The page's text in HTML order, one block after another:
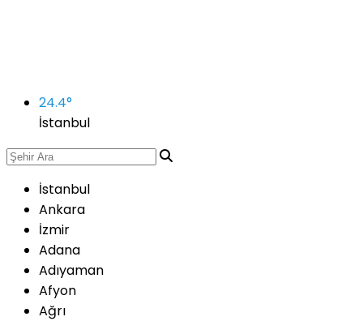
24.4°
İstanbul
İstanbul
Ankara
İzmir
Adana
Adıyaman
Afyon
Ağrı